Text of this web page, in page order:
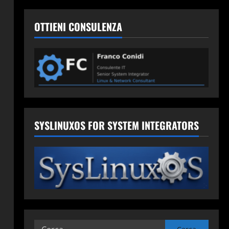
OTTIENI CONSULENZA
SYSLINUXOS FOR SYSTEM INTEGRATORS
Ricerca